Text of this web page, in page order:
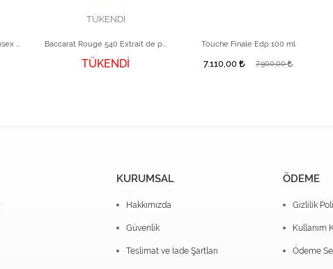
TÜKENDİ
TÜKENDİ
Touche Finale Edp 100 ml
7.110,00 7.900,00
KURUMSAL
Hakkımızda
Güvenlik
Teslimat ve İade Şartları
ÖDEME
Gizlilik
Kullanım
Ödeme